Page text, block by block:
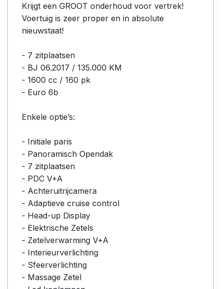
Krijgt een GROOT onderhoud voor vertrek!
Voertuig is zeer proper en in absolute
nieuwstaat!
- 7 zitplaatsen
- BJ 06.2017 / 135.000 KM
- 1600 cc / 160 pk
- Euro 6b
Enkele optie’s:
- Initiale paris
- Panoramisch Opendak
- 7 zitplaatsen
- PDC V+A
- Achteruitrijcamera
- Adaptieve cruise control
- Head-up Display
- Elektrische Zetels
- Zetelverwarming V+A
- Interieurverlichting
- Sfeerverlichting
- Massage Zetel